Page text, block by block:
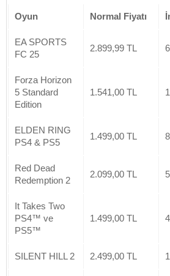
Oyun Normal Fiyatı
EA SPORTS
FC 25
2.899,99 TL
Forza Horizon
5 Standard
Edition
1.541,00 TL
ELDEN RING
PS4 & PS5
1.499,00 TL
Red Dead
Redemption 2
2.099,00 TL
It Takes Two
PS4™ ve
PS5™
1.499,00 TL
SILENT HILL 2 2.499,00 TL